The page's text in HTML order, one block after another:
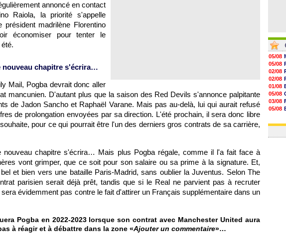
annoncé en contact
Raiola, la priorité s'appelle
président madrilène Florentino
économiser pour tenter le
nouveau chapitre s'écrira…
Mail, Pogba devrait donc aller
mancunien. D'autant plus que la saison des Red Devils s'annonce palpitante
de Jadon Sancho et Raphaël Varane. Mais pas au-delà, lui qui aurait refusé
de prolongation envoyées par sa direction. L'été prochain, il sera donc libre
pour ce qui pourrait être l'un des derniers gros contrats de sa carrière,
nouveau chapitre s'écrira… Mais plus Pogba régale, comme il l'a fait face à
vont grimper, que ce soit pour son salaire ou sa prime à la signature. Et,
et bien vers une bataille Paris-Madrid, sans oublier la Juventus. Selon The
parisien serait déjà prêt, tandis que si le Real ne parvient pas à recruter
évidemment pas contre le fait d'attirer un Français supplémentaire dans un
Pogba en 2022-2023 lorsque son contrat avec Manchester United aura
à réagir et à débattre dans la zone «Ajouter un commentaire»…
05/08
05/08
02/08
02/08
01/08
05/08
03/08
05/08
03/08